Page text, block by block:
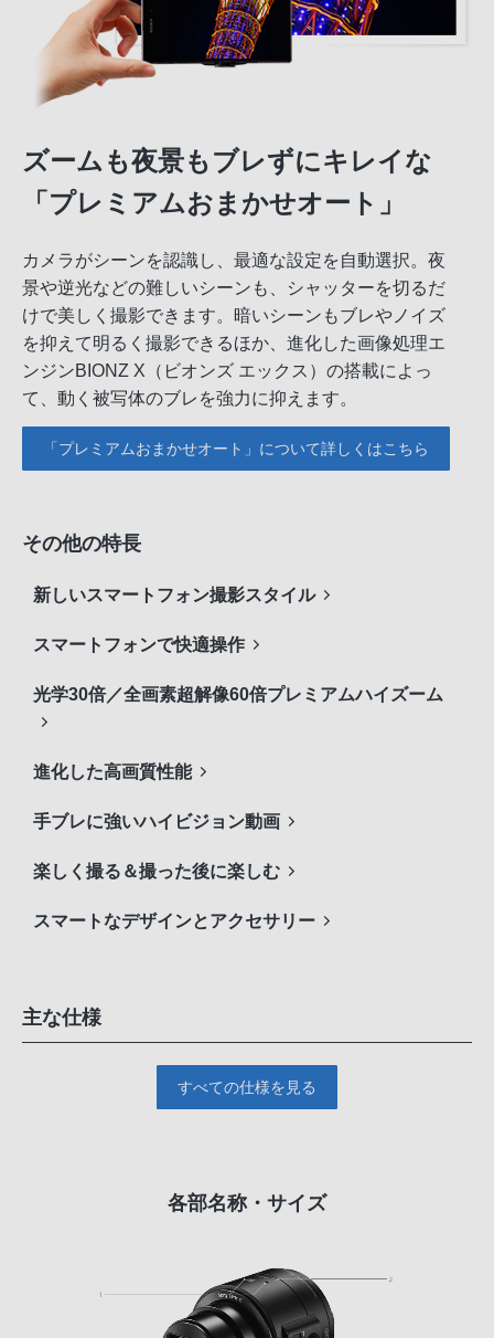
ズームも夜景もブレずにキレイな
「プレミアムおまかせオート」
カメラがシーンを認識し、最適な設定を自動選択。夜
景や逆光などの難しいシーンも、シャッターを切るだ
けで美しく撮影できます。暗いシーンもブレやノイズ
を抑えて明るく撮影できるほか、進化した画像処理エ
ンジンBIONZ X（ビオンズ エックス）の搭載によっ
て、動く被写体のブレを強力に抑えます。
「プレミアムおまかせオート」について詳しくはこちら
その他の特長
新しいスマートフォン撮影スタイル
スマートフォンで快適操作
光学30倍／全画素超解像60倍プレミアムハイズーム
進化した高画質性能
手ブレに強いハイビジョン動画
楽しく撮る＆撮った後に楽しむ
スマートなデザインとアクセサリー
主な仕様
すべての仕様を見る
各部名称・サイズ